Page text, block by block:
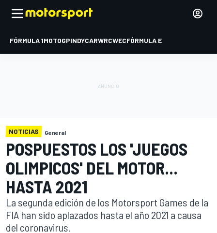
FÓRMULA 1MOTOGPINDYCARWRCWECFÓRMULA E
NOTICIAS General
POSPUESTOS LOS 'JUEGOS
OLIMPICOS' DEL MOTOR...
HASTA 2021
La segunda edición de los Motorsport Games de la
FIA han sido aplazados hasta el año 2021 a causa
del coronavirus.